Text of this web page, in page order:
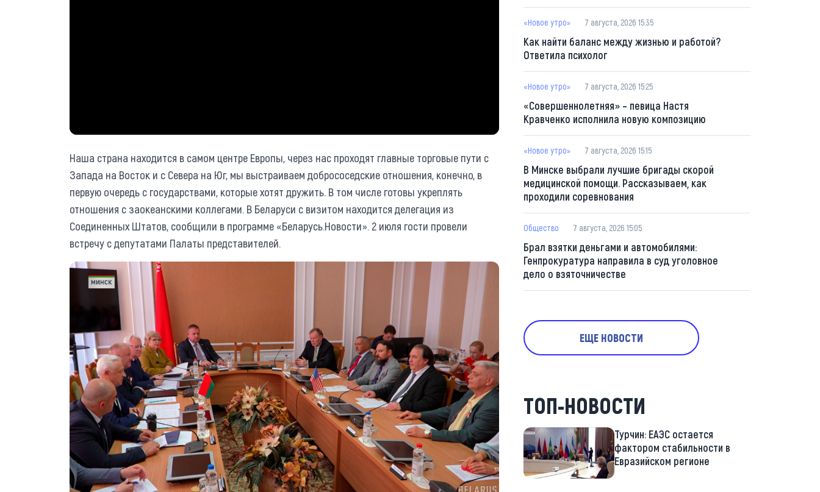
Наша страна находится в самом центре Европы, через нас проходят главные торговые пути с
Запада на Восток и с Севера на Юг, мы выстраиваем добрососедские отношения, конечно, в
первую очередь с государствами, которые хотят дружить. В том числе готовы укреплять
отношения с заокеанскими коллегами. В Беларуси с визитом находится делегация из
Соединенных Штатов, сообщили в программе «Беларусь.Новости». 2 июля гости провели
встречу с депутатами Палаты представителей.
«Новое утро» 7 августа, 2026 15:35
Как найти баланс между жизнью и работой?
Ответила психолог
«Новое утро» 7 августа, 2026 15:25
«Совершеннолетняя» – певица Настя
Кравченко исполнила новую композицию
«Новое утро» 7 августа, 2026 15:15
В Минске выбрали лучшие бригады скорой
медицинской помощи. Рассказываем, как
проходили соревнования
Общество 7 августа, 2026 15:05
Брал взятки деньгами и автомобилями:
Генпрокуратура направила в суд уголовное
дело о взяточничестве
ЕЩЕ НОВОСТИ
ТОП-НОВОСТИ
Турчин: ЕАЭС остается
фактором стабильности в
Евразийском регионе